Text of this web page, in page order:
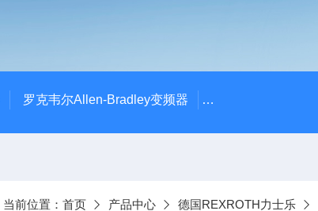
罗克韦尔Allen-Bradley变频器 德国Leybold真空计
当前位置： 首页 产品中心 德国REXROTH力士乐